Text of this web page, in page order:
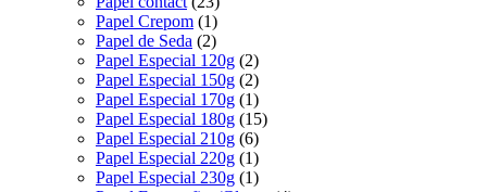
Papel Crepom (1)
Papel de Seda (2)
Papel Especial 120g (2)
Papel Especial 150g (2)
Papel Especial 170g (1)
Papel Especial 180g (15)
Papel Especial 210g (6)
Papel Especial 220g (1)
Papel Especial 230g (1)